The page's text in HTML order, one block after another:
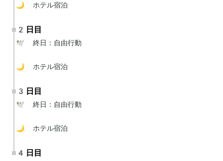
🌙 ホテル宿泊
2日目
🕊 終日：自由行動
🌙 ホテル宿泊
3日目
🕊 終日：自由行動
🌙 ホテル宿泊
4日目